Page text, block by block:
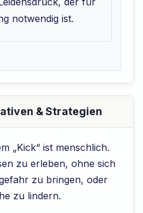
notwendig ist.
& Strategien
„Kick“ ist menschlich.
zu erleben, ohne sich
zu bringen, oder
zu lindern.